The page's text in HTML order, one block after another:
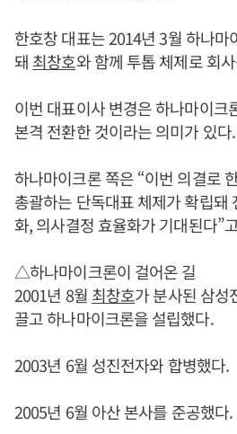
한호창 대표는 2014년 3월 하나마
돼 최창호와 함께 투톱 체제로 회
이번 대표이사 변경은 하나마이크
본격 전환한 것이라는 의미가 있다.
하나마이크론 쪽은 “이번 의결로
총괄하는 단독대표 체제가 확립돼
화, 의사결정 효율화가 기대된다”
△하나마이크론이 걸어온 길
2001년 8월 최창호가 분사된 삼성
끌고 하나마이크론을 설립했다.
2003년 6월 성진전자와 합병했다.
2005년 6월 아산 본사를 준공했다.